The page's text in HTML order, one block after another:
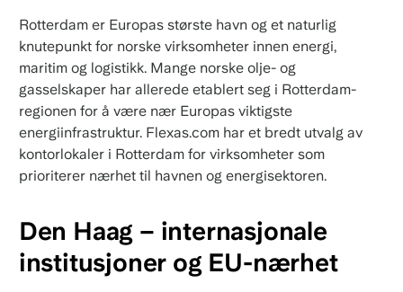
Rotterdam er Europas største havn og et naturlig
knutepunkt for norske virksomheter innen energi,
maritim og logistikk. Mange norske olje- og
gasselskaper har allerede etablert seg i Rotterdam-
regionen for å være nær Europas viktigste
energiinfrastruktur. Flexas.com har et bredt utvalg av
kontorlokaler i Rotterdam for virksomheter som
prioriterer nærhet til havnen og energisektoren.
Den Haag – internasjonale
institusjoner og EU-nærhet